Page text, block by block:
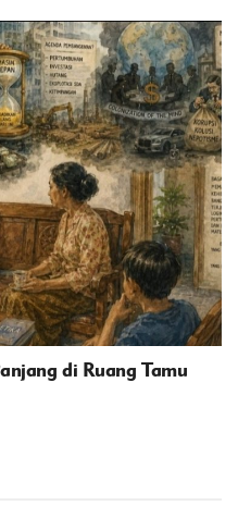
di Ruang Tamu